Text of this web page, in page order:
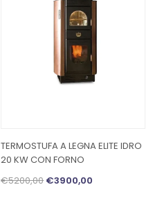
TERMOSTUFA A LEGNA ELITE IDRO
20 KW CON FORNO
€5200,00€3900,00